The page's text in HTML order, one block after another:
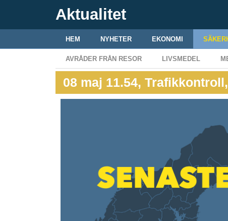
Aktualitet
HEM NYHETER EKONOMI
AVRÅDER FRÅN RESOR LIVSMEDEL
08 maj 11.54,